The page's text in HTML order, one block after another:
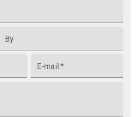
By
E-mail *